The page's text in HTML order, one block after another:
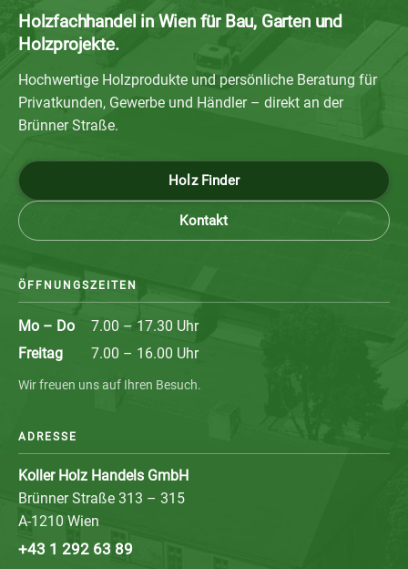
Holzfachhandel in Wien für Bau, Garten und
Holzprojekte.
Hochwertige Holzprodukte und persönliche Beratung für
Privatkunden, Gewerbe und Händler – direkt an der
Brünner Straße.
Holz Finder
Kontakt
ÖFFNUNGSZEITEN
Mo – Do
7.00 – 17.30 Uhr
Freitag
7.00 – 16.00 Uhr
Wir freuen uns auf Ihren Besuch.
ADRESSE
Koller Holz Handels GmbH
Brünner Straße 313 – 315
A-1210 Wien
+43 1 292 63 89